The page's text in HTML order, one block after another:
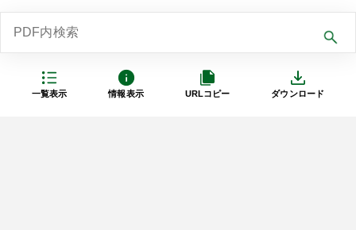
一覧表示 情報表示 URLコピー ダウンロード